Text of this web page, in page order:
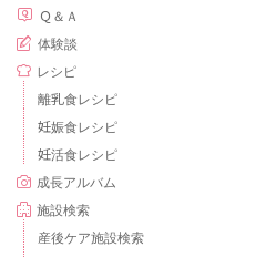
Ｑ＆Ａ
体験談
レシピ
離乳食レシピ
妊娠食レシピ
妊活食レシピ
成長アルバム
施設検索
産後ケア施設検索